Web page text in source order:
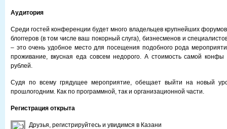
Аудитория
Среди гостей конференции будет много владельцев крупнейших
блоггеров (в том числе ваш покорный слуга), бизнесменов и
– это очень удобное место для посещения подобного рода
проживание, вкусная еда совсем недорого. А стоимость самой
рублей.
Судя по всему грядущее мероприятие, обещает выйти на новый
прошлогодним. Как по программной, так и организационной части.
Регистрация открыта
Друзья, регистрируйтесь и увидимся в Казани